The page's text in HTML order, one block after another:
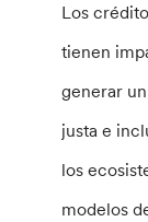
Los
tienen
generar
justa e
los
modelos